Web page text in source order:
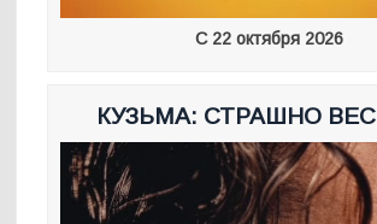
С 22 октября 2026
КУЗЬМА: СТРАШНО